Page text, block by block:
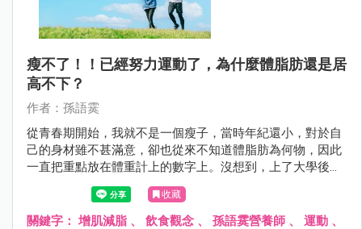
瘦不了！！已經努力運動了，為什麼體脂肪還是居
高不下？
作者：孫語霙
從青春期開始，我就不是一個瘦子，當時年紀還小，對於自
己的身材雖不甚滿意，卻也從來不知道體脂肪為何物，因此
一直把重點放在體重計上的數字上。沒想到，上了大學後，
第一次用做了完整的健康減康檢查，才發現我的體脂肪
30%，對於一個19歲的少女來說，算是嚴重超標！
收藏
關鍵字： 增肌減脂 、 飲食觀念 、 孫語霙營養師 、 運動 、